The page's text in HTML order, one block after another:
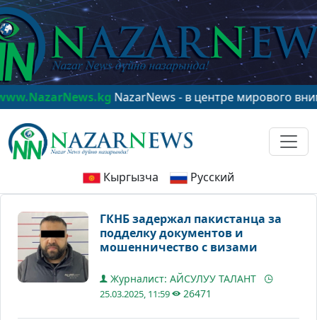
NazarNews - в центре мирового
Кыргызча Русский
ГКНБ задержал пакистанца за
подделку документов и
мошенничество с визами
Журналист: АЙСУЛУУ ТАЛАНТ
25.03.2025, 11:59 26471